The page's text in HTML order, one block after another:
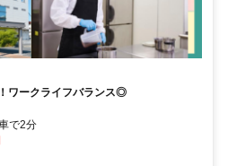
ワークライフバランス◎
で2分